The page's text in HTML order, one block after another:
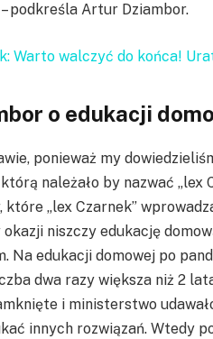
podkreśla Artur Dziambor.
Warto walczyć do końca!
o edukacji
ponieważ my
należało by nazwać „lex
„lex Czarnek”
niszczy edukację
Na edukacji domowej po
dwa razy większa niż 2
i ministerstwo
innych rozwiązań. Wtedy